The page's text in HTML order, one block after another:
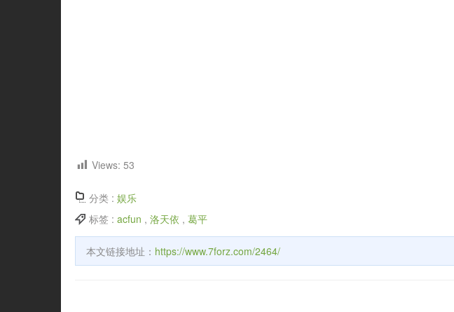
Views: 53
分类 : 娱乐
标签 : acfun , 洛天依 , 葛平
本文链接地址： https://www.7forz.com/2464/